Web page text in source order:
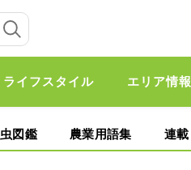
ライフスタイル エリア情報
図鑑 農業用語集 連載